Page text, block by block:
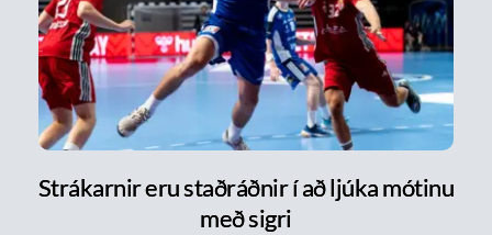
Strákarnir eru staðráðnir í að ljúka mótinu
með sigri